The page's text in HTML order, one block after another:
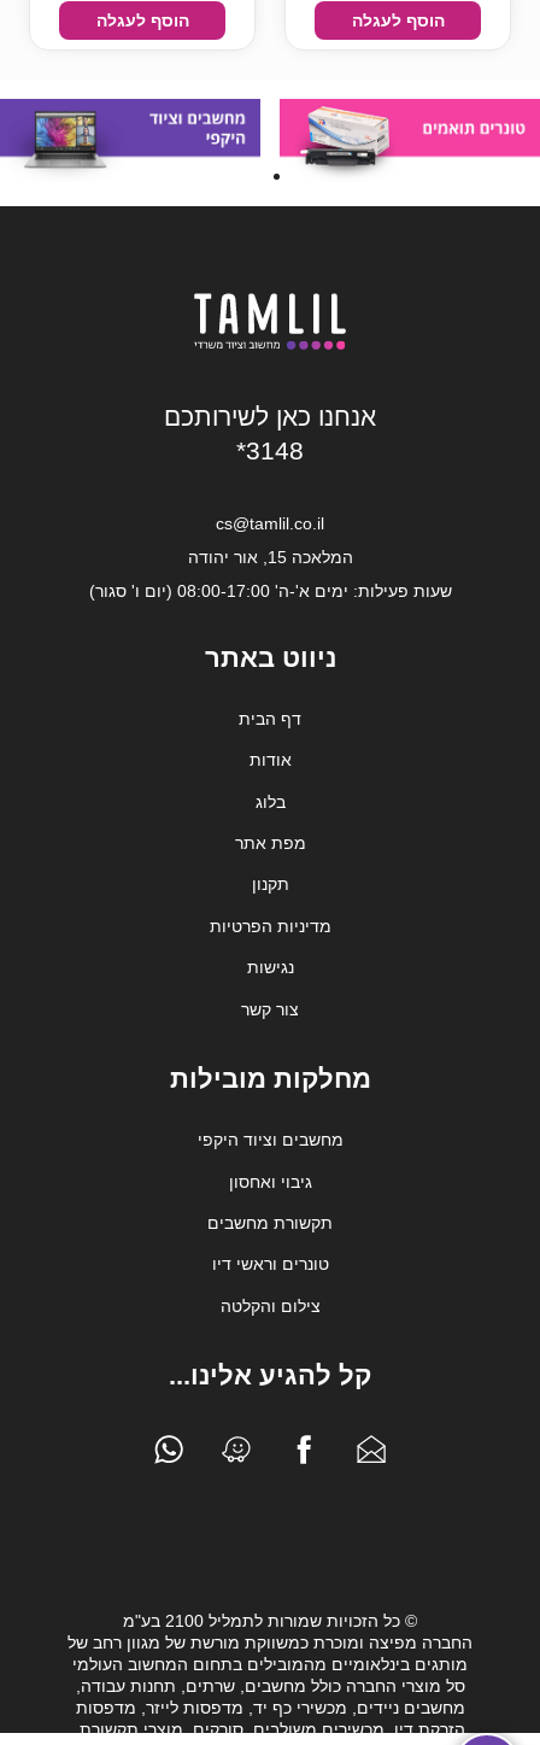
הוסף לעגלה הוסף לעגלה
אנחנו כאן לשירותכם
*3148
cs@tamlil.co.il
המלאכה 15, אור יהודה
שעות פעילות: ימים א'-ה' 08:00-17:00 (יום ו' סגור)
ניווט באתר
דף הבית
אודות
בלוג
מפת אתר
תקנון
מדיניות הפרטיות
נגישות
צור קשר
מחלקות מובילות
מחשבים וציוד היקפי
גיבוי ואחסון
תקשורת מחשבים
טונרים וראשי דיו
צילום והקלטה
קל להגיע אלינו...
© כל הזכויות שמורות לתמליל 2100 בע"מ
החברה מפיצה ומוכרת כמשווקת מורשת של מגוון רחב של
מותגים בינלאומיים מהמובילים בתחום המחשוב העולמי
סל מוצרי החברה כולל מחשבים, שרתים, תחנות עבודה,
מחשבים ניידים, מכשירי כף יד, מדפסות לייזר, מדפסות
הזרקת דיו, מכשירים משולבים, סורקים, מוצרי תקשורת,